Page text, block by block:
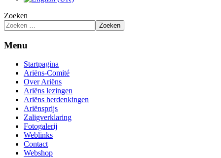
Zoeken
Zoeken
Menu
Startpagina
Ariëns-Comité
Over Ariëns
Ariëns lezingen
Ariëns herdenkingen
Ariënsprijs
Zaligverklaring
Fotogalerij
Weblinks
Contact
Webshop